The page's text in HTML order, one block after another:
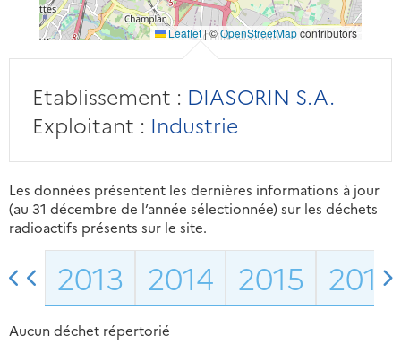
Leaflet|©OpenStreetMapcontributors
Etablissement : DIASORIN S.A.
Exploitant : Industrie
Les données présentent les dernières informations à jour
(au 31 décembre de l’année sélectionnée) sur les déchets
radioactifs présents sur le site.
2013 2014 2015 2016
Aucun déchet répertorié